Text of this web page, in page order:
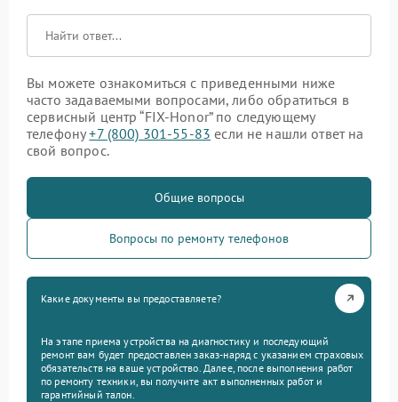
Вы можете ознакомиться с приведенными ниже
часто задаваемыми вопросами, либо обратиться в
сервисный центр “FIX-Honor” по следующему
телефону+7 (800) 301-55-83 если не нашли ответ на
свой вопрос.
Общие вопросы
Вопросы по ремонту телефонов
Какие документы вы предоставляете?
На этапе приема устройства на диагностику и последующий
ремонт вам будет предоставлен заказ-наряд с указанием страховых
обязательств на ваше устройство. Далее, после выполнения работ
по ремонту техники, вы получите акт выполненных работ и
гарантийный талон.